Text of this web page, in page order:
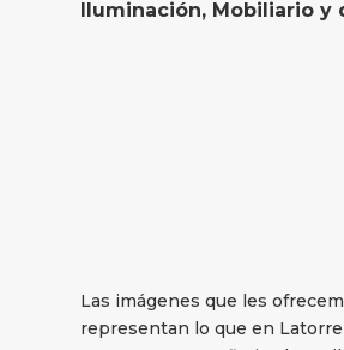
Iluminación, Mobiliario y
Las imágenes que les
representan lo que en